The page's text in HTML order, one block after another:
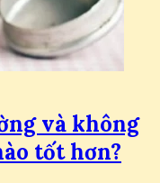
và không
tốt hơn?